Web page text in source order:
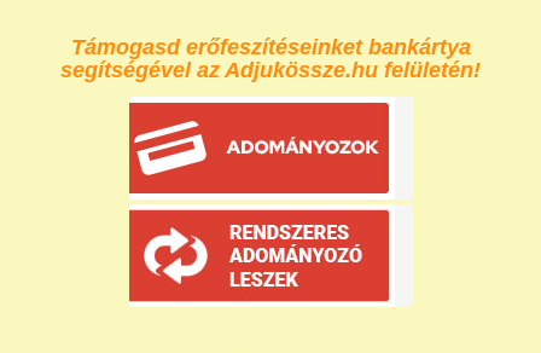
Támogasd erőfeszítéseinket bankártya
segítségével az Adjukössze.hu felületén!